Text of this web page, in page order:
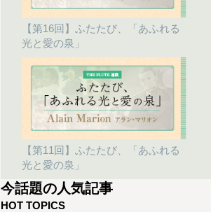
【第16回】ふたたび、「あふれる
光と愛の泉」
【第11回】ふたたび、「あふれる
光と愛の泉」
今話題の人気記事
HOT TOPICS